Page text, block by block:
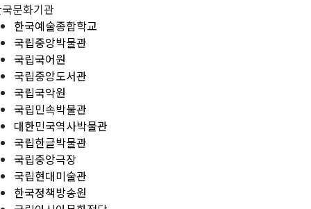
문화기관
한국예술종합학교
국립중앙박물관
국립국어원
국립중앙도서관
국립국악원
국립민속박물관
대한민국역사박물관
국립한글박물관
국립중앙극장
국립현대미술관
한국정책방송원